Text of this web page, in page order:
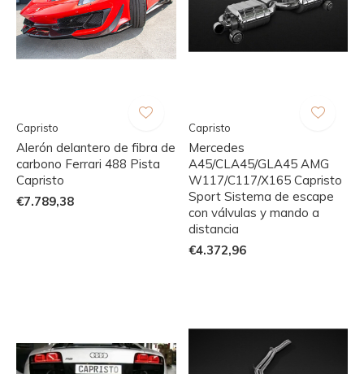
Capristo
Alerón delantero de fibra de
carbono Ferrari 488 Pista
Capristo
€7.789,38
Capristo
Mercedes
A45/CLA45/GLA45 AMG
W117/C117/X165 Capristo
Sport Sistema de escape
con válvulas y mando a
distancia
€4.372,96